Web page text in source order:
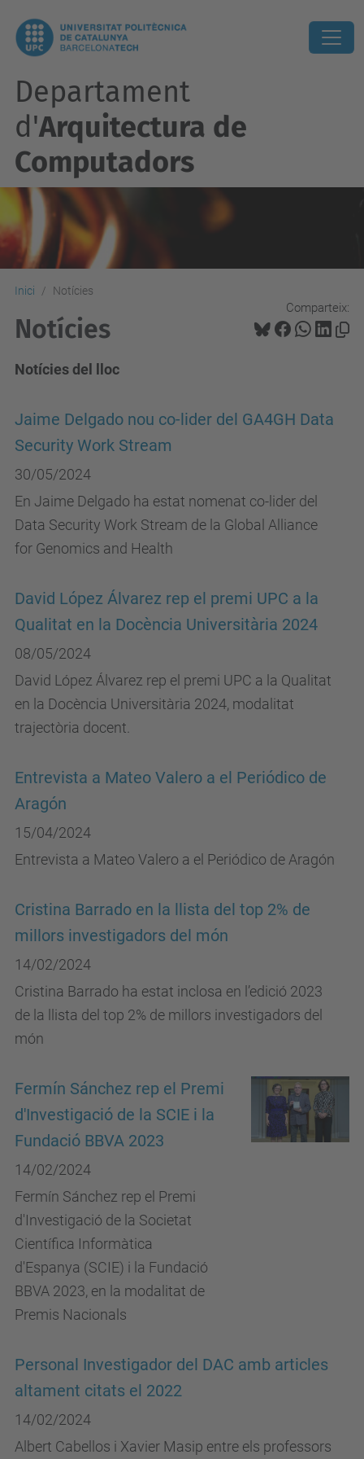
Departament
d'Arquitectura de
Computadors
Inici Notícies
Comparteix:
Notícies
Notícies del lloc
Jaime Delgado nou co-lider del GA4GH Data
Security Work Stream
30/05/2024
En Jaime Delgado ha estat nomenat co-lider del
Data Security Work Stream de la Global Alliance
for Genomics and Health
David López Álvarez rep el premi UPC a la
Qualitat en la Docència Universitària 2024
08/05/2024
David López Álvarez rep el premi UPC a la Qualitat
en la Docència Universitària 2024, modalitat
trajectòria docent.
Entrevista a Mateo Valero a el Periódico de
Aragón
15/04/2024
Entrevista a Mateo Valero a el Periódico de Aragón
Cristina Barrado en la llista del top 2% de
millors investigadors del món
14/02/2024
Cristina Barrado ha estat inclosa en l’edició 2023
de la llista del top 2% de millors investigadors del
món
Fermín Sánchez rep el Premi
d'Investigació de la SCIE i la
Fundació BBVA 2023
14/02/2024
Fermín Sánchez rep el Premi
d'Investigació de la Societat
Científica Informàtica
d'Espanya (SCIE) i la Fundació
BBVA 2023, en la modalitat de
Premis Nacionals
Personal Investigador del DAC amb articles
altament citats el 2022
14/02/2024
Albert Cabellos i Xavier Masip entre els professors